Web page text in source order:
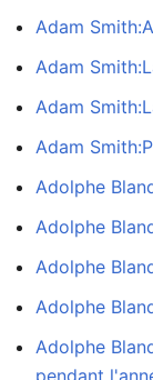
Adam
Adam
Adam
Adam
Adolphe
Adolphe
Adolphe
Adolphe
Adolphe